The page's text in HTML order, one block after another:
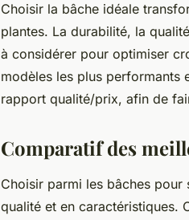
Choisir la bâche idéale
plantes. La durabilité, la
à considérer pour optimiser
modèles les plus performants
rapport qualité/prix, afin de
Comparatif des
Choisir parmi les bâches pour
qualité et en caractéristiques.